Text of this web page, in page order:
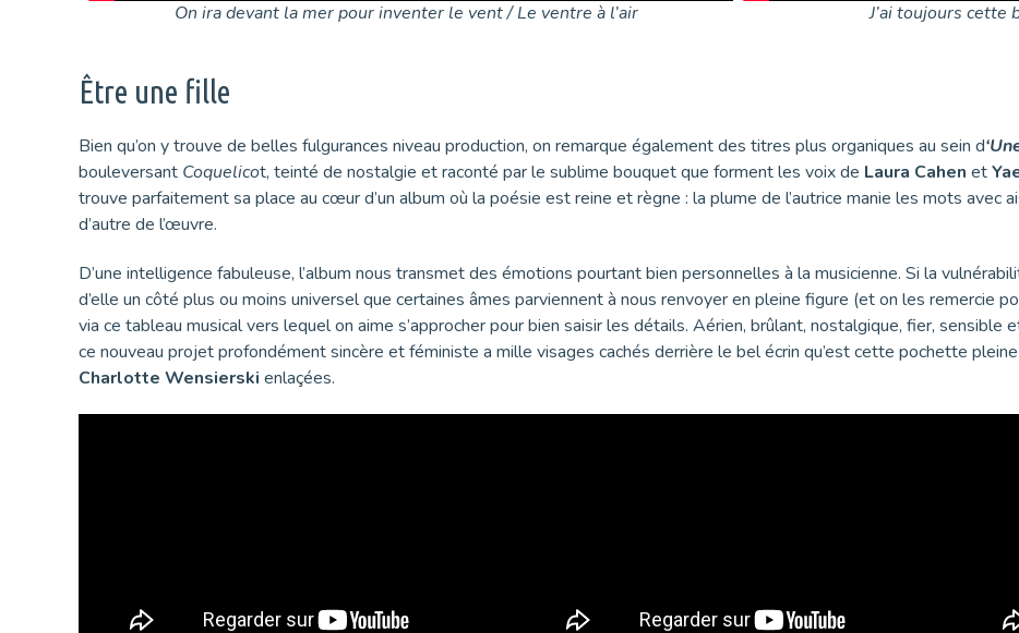
On ira devant la mer pour inventer le vent / Le ventre à l’air J’ai toujours cette
Être une fille
Bien qu’on y trouve de belles fulgurances niveau production, on remarque également des titres plus organiques au sein d
bouleversant Coquelicot, teinté de nostalgie et raconté par le sublime bouquet que forment les voix de Laura Cahen et
trouve parfaitement sa place au cœur d’un album où la poésie est reine et règne : la plume de l’autrice manie les mots avec
d’autre de l’œuvre.
D’une intelligence fabuleuse, l’album nous transmet des émotions pourtant bien personnelles à la musicienne. Si la
d’elle un côté plus ou moins universel que certaines âmes parviennent à nous renvoyer en pleine figure (et on les remercie
via ce tableau musical vers lequel on aime s’approcher pour bien saisir les détails. Aérien, brûlant, nostalgique, fier, sensible
ce nouveau projet profondément sincère et féministe a mille visages cachés derrière le bel écrin qu’est cette pochette
Charlotte Wensierski enlaçées.